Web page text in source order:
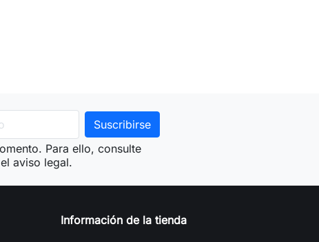
Para ello, consulte
aviso legal.
Información de la tienda